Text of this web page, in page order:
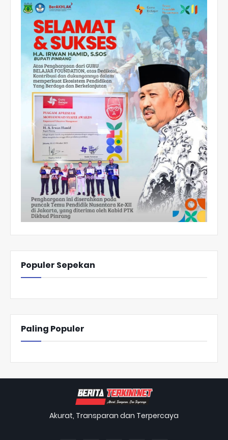
Populer Sepekan
Paling Populer
Akurat, Transparan dan Terpercaya